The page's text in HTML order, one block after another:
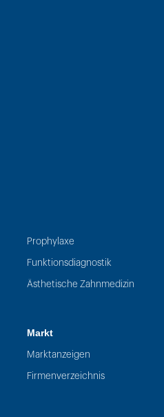
Prophylaxe
Funktionsdiagnostik
Ästhetische Zahnmedizin
Markt
Marktanzeigen
Firmenverzeichnis